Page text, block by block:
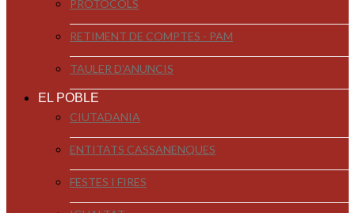
PROTOCOLS
RETIMENT DE COMPTES - PAM
TAULER D'ANUNCIS
EL POBLE
CIUTADANIA
ENTITATS CASSANENQUES
FESTES I FIRES